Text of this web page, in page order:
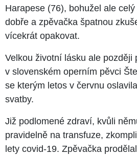
Harapese (76), bohužel ale celý
dobře a zpěvačka špatnou
vícekrát opakovat.
Velkou životní lásku ale později
v slovenském operním pěvci
se kterým letos v červnu
svatby.
Již podlomené zdraví, kvůli
pravidelně na transfuze,
lety covid-19. Zpěvačka